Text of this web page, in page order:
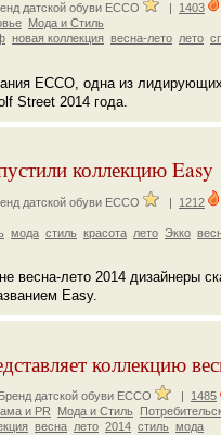
датской обуви ECCO
1403
Мода и Стиль
новая коллекция весна-лето лето
ECCO, одна из
Street 2014 года.
коллекцию Easy
датской обуви ECCO | 1212
мода стиль красота лето Экко
весна-лето 2014 дизайнеры
Easy.
коллекцию
Бренд датской обуви ECCO
1485
и PR
Мода и Стиль
весна лето 2014 стиль мода